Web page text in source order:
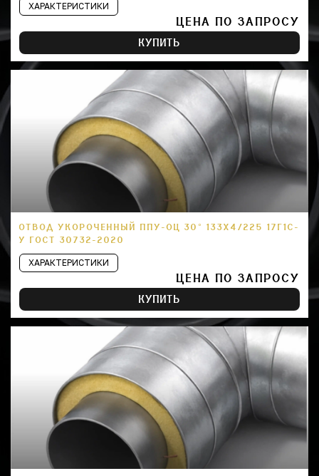
ХАРАКТЕРИСТИКИ
ЦЕНА ПО ЗАПРОСУ
КУПИТЬ
ОТВОД УКОРОЧЕННЫЙ ППУ-ОЦ 30° 133Х4/225 17Г1С-
У ГОСТ 30732-2020
ХАРАКТЕРИСТИКИ
ЦЕНА ПО ЗАПРОСУ
КУПИТЬ